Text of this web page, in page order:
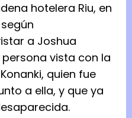
hotelera Riu, en
a Joshua
persona vista con la
quien fue
a ella, y que ya